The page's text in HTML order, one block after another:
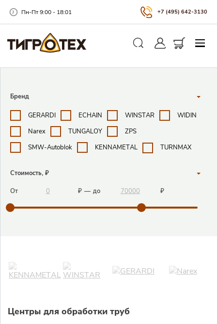
Пн-Пт 9:00 - 18:01 +7 (495) 642-3130
Центры для обработки труб
Бренд
GERARDI ECHAIN WINSTAR
WIDIN
Narex
TUNGALOY
ZPS
SMW-Autoblok
KENNAMETAL TURNMAX
Стоимость, ₽
От ₽ — до ₽